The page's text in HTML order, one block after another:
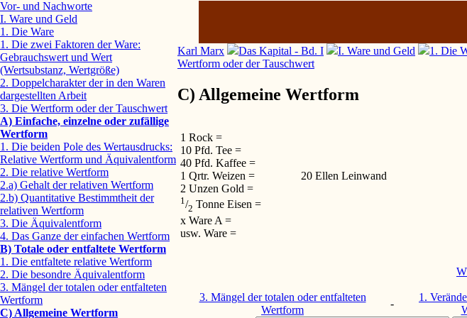
Karl Marx Das Kapital - Bd. I I. Ware und Geld 1. Die
Wertform oder der Tauschwert
C) Allgemeine Wertform
1 Rock =
10 Pfd. Tee =
40 Pfd. Kaffee =
1 Qrtr. Weizen =
20 Ellen Leinwand
2 Unzen Gold =
1 /2 Tonne Eisen =
x Ware A =
usw. Ware =
3. Mängel der totalen oder entfalteten
Wertform
-
1.
Vor- und Nachworte
I. Ware und Geld
1. Die Ware
1. Die zwei Faktoren der Ware:
Gebrauchswert und Wert
(Wertsubstanz, Wertgröße)
2. Doppelcharakter der in den Waren
dargestellten Arbeit
3. Die Wertform oder der Tauschwert
A) Einfache, einzelne oder zufällige
Wertform
1. Die beiden Pole des Wertausdrucks:
Relative Wertform und Äquivalentform
2. Die relative Wertform
2.a) Gehalt der relativen Wertform
2.b) Quantitative Bestimmtheit der
relativen Wertform
3. Die Äquivalentform
4. Das Ganze der einfachen Wertform
B) Totale oder entfaltete Wertform
1. Die entfaltete relative Wertform
2. Die besondre Äquivalentform
3. Mängel der totalen oder entfalteten
Wertform
C) Allgemeine Wertform